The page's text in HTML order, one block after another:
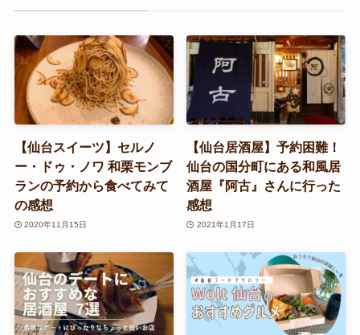
【仙台スイーツ】セルノ
ー・ドゥ・ノワ 和栗モンブ
ランの予約から食べてみて
の感想
2020年11月15日
【仙台居酒屋】予約困難！
仙台の国分町にある和風居
酒屋『阿古』さんに行った
感想
2021年1月17日